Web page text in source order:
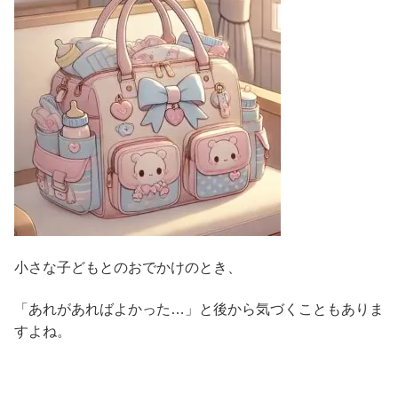
小さな子どもとのおでかけのとき、
「あれがあればよかった…」と後から気づくこともありま
すよね。